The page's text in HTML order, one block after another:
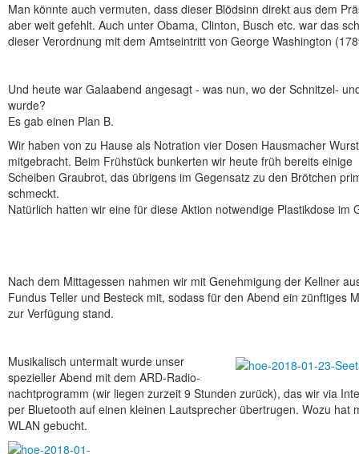
Man könnte auch vermuten, dass dieser Blödsinn direkt aus dem
aber weit gefehlt. Auch unter Obama, Clinton, Busch etc. war das
dieser Verordnung mit dem Amtseintritt von George Washington
Und heute war Galaabend angesagt - was nun, wo der Schnitzel-
wurde?
Es gab einen Plan B.
Wir haben von zu Hause als Notration vier Dosen Hausmacher Wurst
mitgebracht. Beim Frühstück bunkerten wir heute früh bereits einige
Scheiben Graubrot, das übrigens im Gegensatz zu den Brötchen
schmeckt.
Natürlich hatten wir eine für diese Aktion notwendige Plastikdose im
Nach dem Mittagessen nahmen wir mit Genehmigung der Kellner
Fundus Teller und Besteck mit, sodass für den Abend ein zünftiges
zur Verfügung stand.
Musikalisch untermalt wurde unser
spezieller Abend mit dem ARD-Radio­
nacht­programm (wir liegen zurzeit 9 Stunden zurück), das wir via
per Bluetooth auf einen kleinen Lautsprecher über­trugen. Wozu hat
WLAN gebucht.